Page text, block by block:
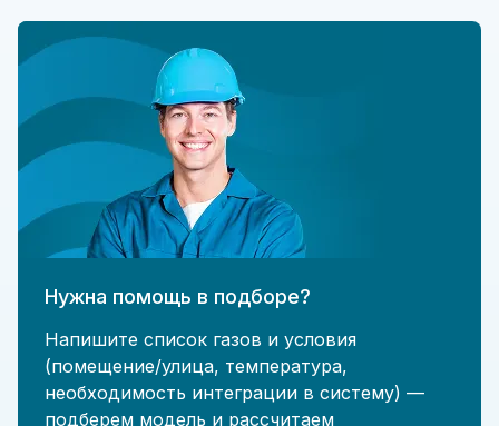
Нужна помощь в подборе?
Напишите список газов и условия
(помещение/улица, температура,
необходимость интеграции в систему) —
подберем модель и рассчитаем